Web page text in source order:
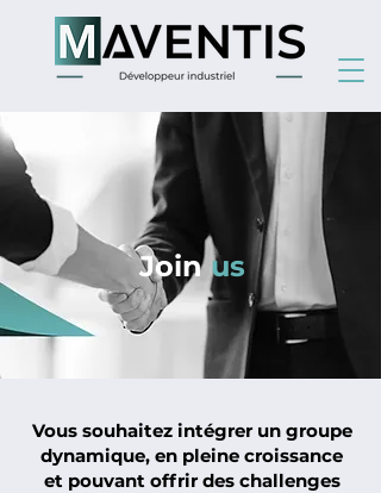
Join us
Vous souhaitez intégrer un groupe
dynamique, en pleine croissance
et pouvant offrir des challenges